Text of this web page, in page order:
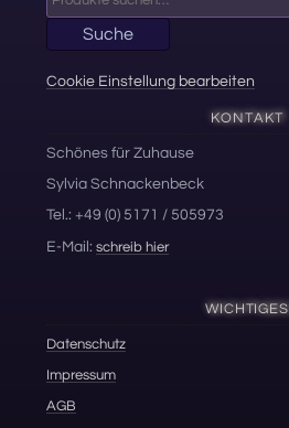
nach:
Suche
Cookie Einstellung bearbeiten
KONTAKT
Schönes für Zuhause
Sylvia Schnackenbeck
Tel.: +49 (0) 5171 / 505973
E-Mail:schreib hier
WICHTIGES
Datenschutz
Impressum
AGB